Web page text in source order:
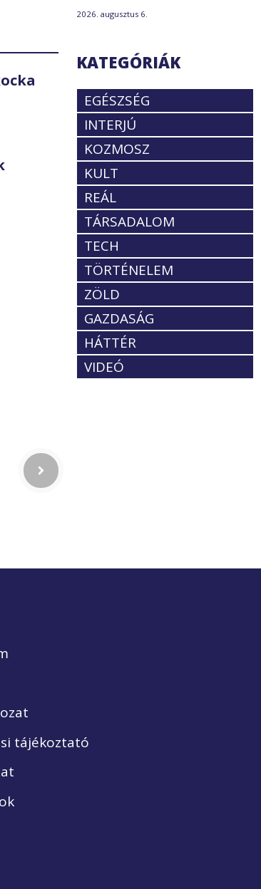
2026. augusztus 6.
KATEGÓRIÁK
EGÉSZSÉG
INTERJÚ
KOZMOSZ
KULT
REÁL
TÁRSADALOM
TECH
TÖRTÉNELEM
ZÖLD
GAZDASÁG
HÁTTÉR
VIDEÓ
tájékoztató